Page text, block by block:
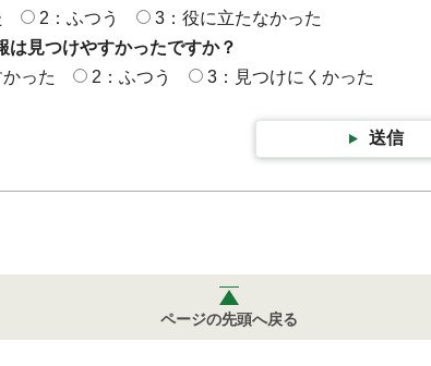
2：ふつう
3：役に立たなかった
は見つけやすかったですか？
った
2：ふつう 3：見つけにくかった
送信
ページの先頭へ戻る